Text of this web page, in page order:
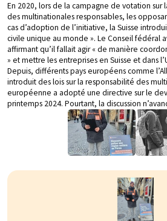
En 2020, lors de la campagne de votation
des multinationales responsables, les
cas d’adoption de l’initiative, la Suisse
civile unique au monde ». Le Conseil fédéral
affirmant qu’il fallait agir « de manière
» et mettre les entreprises en Suisse et dans
Depuis, différents pays européens comme
introduit des lois sur la responsabilité des
européenne a adopté une directive sur le
printemps 2024. Pourtant, la discussion